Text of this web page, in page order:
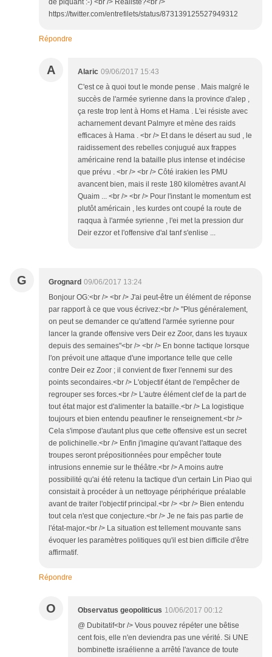
de piquant :-) <br /> Réaliste?<br />
https://twitter.com/entrefilets/status/873139125527949312
Répondre
A Alaric 09/06/2017 15:43
C'est ce à quoi tout le monde pense . Mais malgré le
succès de l'armée syrienne dans la province d'alep ,
ça reste trop lent à Homs et Hama . L'ei résiste avec
acharnement devant Palmyre et mène des raids
efficaces à Hama . <br /> Et dans le désert au sud , le
raidissement des rebelles conjugué aux frappes
américaine rend la bataille plus intense et indécise
que prévu . <br /> <br /> Côté irakien les PMU
avancent bien, mais il reste 180 kilomètres avant Al
Quaim ... <br /> <br /> Pour l'instant le momentum est
plutôt américain , les kurdes ont coupé la route de
raqqua à l'armée syrienne , l'ei met la pression dur
Deir ezzor et l'offensive d'al tanf s'enlise ...
G Grognard 09/06/2017 13:24
Bonjour OG:<br /> <br /> J'ai peut-être un élément de réponse
par rapport à ce que vous écrivez:<br /> "Plus généralement,
on peut se demander ce qu'attend l'armée syrienne pour
lancer la grande offensive vers Deir ez Zoor, dans les tuyaux
depuis des semaines"<br /> <br /> En bonne tactique lorsque
l'on prévoit une attaque d'une importance telle que celle
contre Deir ez Zoor ; il convient de fixer l'ennemi sur des
points secondaires.<br /> L'objectif étant de l'empêcher de
regrouper ses forces.<br /> L'autre élément clef de la part de
tout état major est d'alimenter la bataille.<br /> La logistique
toujours et bien entendu peaufiner le renseignement.<br />
Cela s'impose d'autant plus que cette offensive est un secret
de polichinelle.<br /> Enfin j'imagine qu'avant l'attaque des
troupes seront prépositionnées pour empêcher toute
intrusions ennemie sur le théâtre.<br /> A moins autre
possibilité qu'ai été retenu la tactique d'un certain Lin Piao qui
consistait à procéder à un nettoyage périphérique préalable
avant de traiter l'objectif principal.<br /> <br /> Bien entendu
tout cela n'est que conjecture.<br /> Je ne fais pas partie de
l'état-major.<br /> La situation est tellement mouvante sans
évoquer les paramètres politiques qu'il est bien difficile d'être
affirmatif.
Répondre
O Observatus geopoliticus 10/06/2017 00:12
@ Dubitatif<br /> Vous pouvez répéter une bêtise
cent fois, elle n'en deviendra pas une vérité. Si UNE
bombinette israélienne a arrêté l'avance de toute